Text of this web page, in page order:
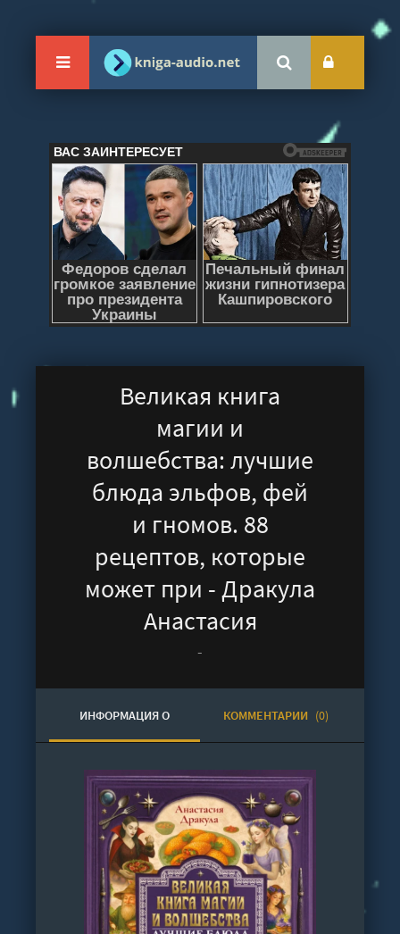
Великая книга
магии и
волшебства: лучшие
блюда эльфов, фей
и гномов. 88
рецептов, которые
может при - Дракула
Анастасия
-
ИНФОРМАЦИЯ О
АУДИОКНИГЕ
КОММЕНТАРИИ (0)